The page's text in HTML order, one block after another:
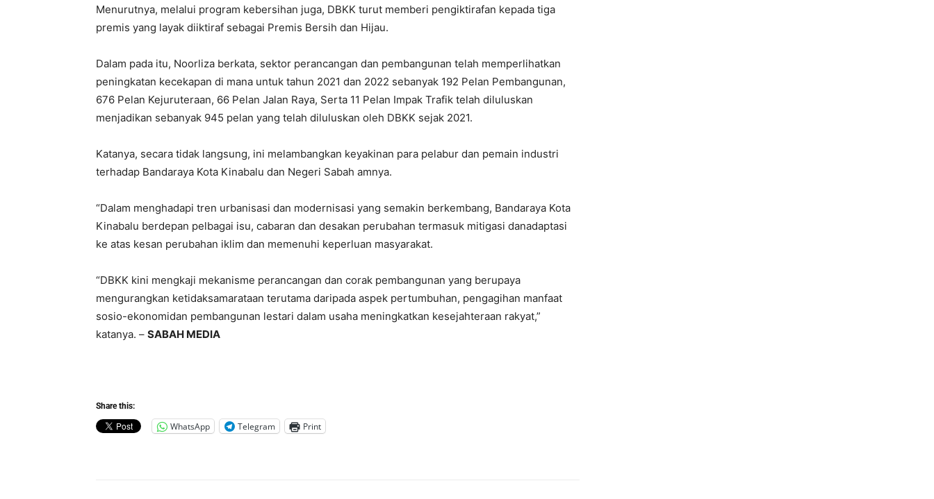
Menurutnya, melalui program kebersihan juga, DBKK turut memberi pengiktirafan kepada tiga
premis yang layak diiktiraf sebagai Premis Bersih dan Hijau.
Dalam pada itu, Noorliza berkata, sektor perancangan dan pembangunan telah memperlihatkan
peningkatan kecekapan di mana untuk tahun 2021 dan 2022 sebanyak 192 Pelan Pembangunan,
676 Pelan Kejuruteraan, 66 Pelan Jalan Raya, Serta 11 Pelan Impak Trafik telah diluluskan
menjadikan sebanyak 945 pelan yang telah diluluskan oleh DBKK sejak 2021.
Katanya, secara tidak langsung, ini melambangkan keyakinan para pelabur dan pemain industri
terhadap Bandaraya Kota Kinabalu dan Negeri Sabah amnya.
“Dalam menghadapi tren urbanisasi dan modernisasi yang semakin berkembang, Bandaraya Kota
Kinabalu berdepan pelbagai isu, cabaran dan desakan perubahan termasuk mitigasi danadaptasi
ke atas kesan perubahan iklim dan memenuhi keperluan masyarakat.
“DBKK kini mengkaji mekanisme perancangan dan corak pembangunan yang berupaya
mengurangkan ketidaksamarataan terutama daripada aspek pertumbuhan, pengagihan manfaat
sosio-ekonomidan pembangunan lestari dalam usaha meningkatkan kesejahteraan rakyat,”
katanya. – SABAH MEDIA
Share this:
WhatsApp Telegram Print